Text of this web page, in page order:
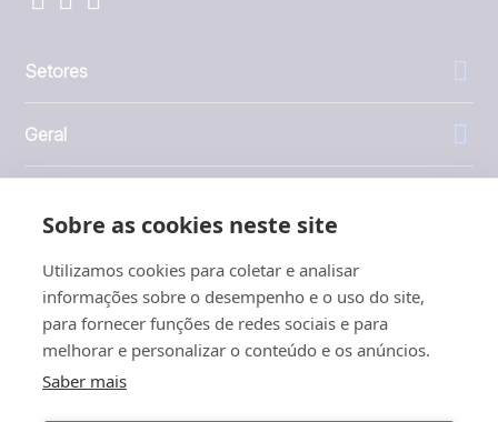
Sobre as cookies neste site
Utilizamos cookies para coletar e analisar
informações sobre o desempenho e o uso do site,
para fornecer funções de redes sociais e para
melhorar e personalizar o conteúdo e os anúncios.
Saber mais
Setores
Geral
Investidores
1999 - 2026 © JBT Marel